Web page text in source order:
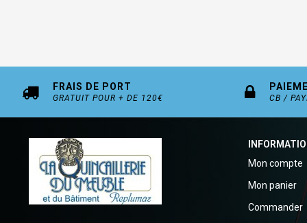
FRAIS DE PORT
GRATUIT POUR + DE 120€ CB /
Mon compte
Mon panier
Commander